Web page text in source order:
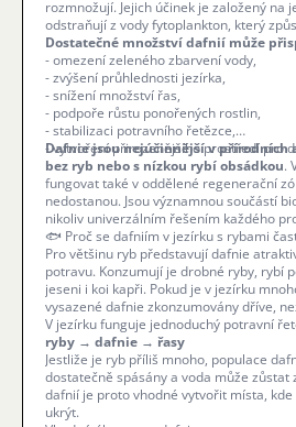
rozmnožují. Jejich účinek je založený na
odstraňují z vody fytoplankton, který
Dostatečné množství dafnií může
- omezení zeleného zbarvení vody,
- zvýšení průhlednosti jezírka,
- snížení množství řas,
- podpoře růstu ponořených rostlin,
- stabilizaci potravního řetězce,
- vytvoření přirozenějšího prostředí pro
Dafnie jsou nejúčinnější v přírodních
bez ryb nebo s nízkou rybí obsádkou.
fungovat také v oddělené regenerační
nedostanou. Jsou významnou součástí
nikoliv univerzálním řešením každého
🐟 Proč se dafniím v jezírku s rybami
Pro většinu ryb představují dafnie
potravu. Konzumují je drobné ryby, rybí
jeseni i koi kapři. Pokud je v jezírku
vysazené dafnie zkonzumovány dříve,
V jezírku funguje jednoduchý potravní
ryby → dafnie → řasy
Jestliže je ryb příliš mnoho, populace
dostatečně spásány a voda může zůstat
dafnií je proto vhodné vytvořit místa,
ukrýt.